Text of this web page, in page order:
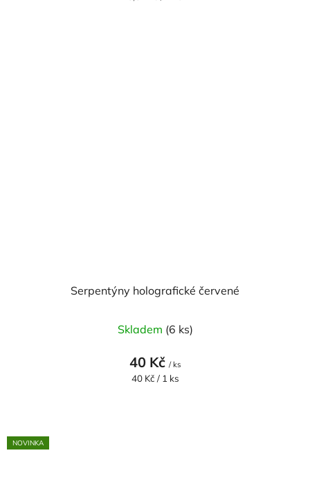
Serpentýny holografické červené
Skladem (6 ks)
40 Kč / ks
Měrná
40 Kč / 1 ks
NOVINKA